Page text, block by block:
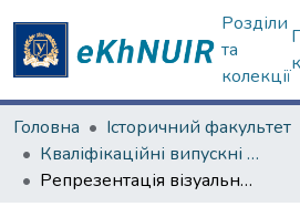
Розділи
та
колекції
Головна
Історичний факультет
Кваліфікаційні випускні роботи магістрів. Історичний факультет
Репрезентація візуальних образів Харкова в путівниках і видових листівках 1950-1980-х рр.